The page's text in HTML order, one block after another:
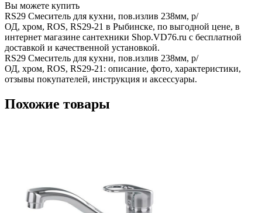
Вы можете купить
RS29 Смеситель для кухни, пов.излив 238мм, р/
ОД, хром, ROS, RS29-21 в Рыбинске, по выгодной цене, в
интернет магазине сантехники Shop.VD76.ru с бесплатной
доставкой и качественной установкой.
RS29 Смеситель для кухни, пов.излив 238мм, р/
ОД, хром, ROS, RS29-21: описание, фото, характеристики,
отзывы покупателей, инструкция и аксессуары.
Похожие товары